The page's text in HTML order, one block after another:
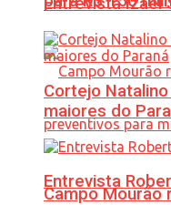
Campo Mourão
Cortejo
maiores do
Entrevista